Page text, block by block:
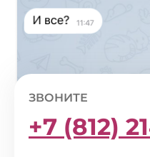
ЗВОНИТЕ
+7 (812)